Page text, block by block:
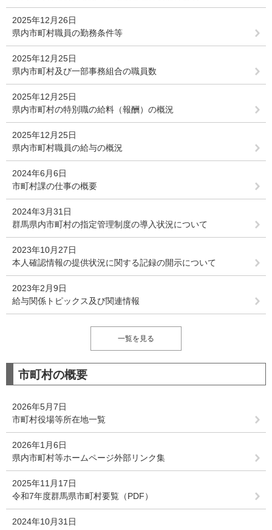
2025年12月26日
県内市町村職員の勤務条件等
2025年12月25日
県内市町村及び一部事務組合の職員数
2025年12月25日
県内市町村の特別職の給料（報酬）の概況
2025年12月25日
県内市町村職員の給与の概況
2024年6月6日
市町村課の仕事の概要
2024年3月31日
群馬県内市町村の指定管理制度の導入状況について
2023年10月27日
本人確認情報の提供状況に関する記録の開示について
2023年2月9日
給与関係トピックス及び関連情報
一覧を見る
市町村の概要
2026年5月7日
市町村役場等所在地一覧
2026年1月6日
県内市町村等ホームページ外部リンク集
2025年11月17日
令和7年度群馬県市町村要覧（PDF）
2024年10月31日